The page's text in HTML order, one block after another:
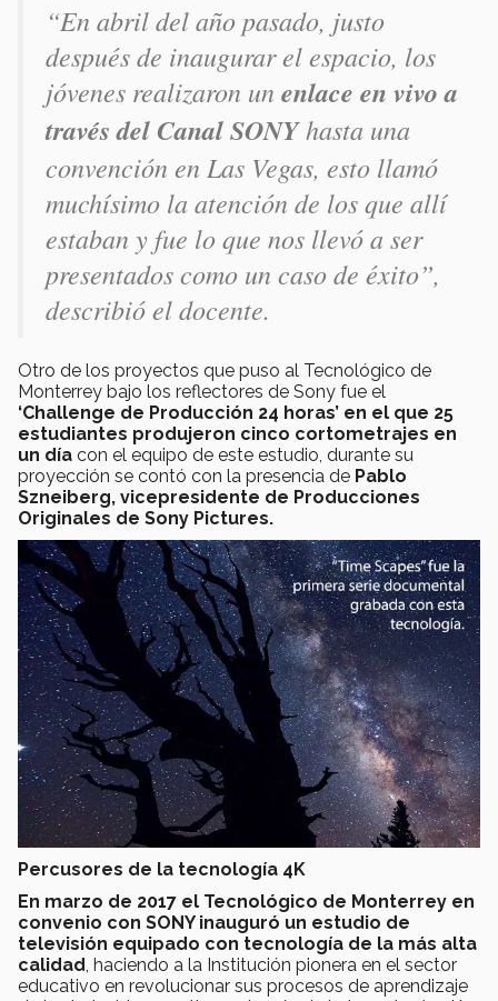
“En abril del año pasado, justo
después de inaugurar el espacio, los
jóvenes realizaron un enlace en vivo a
través del Canal SONYhasta una
convención en Las Vegas, esto llamó
muchísimo la atención de los que allí
estaban y fue lo que nos llevó a ser
presentados como un caso de éxito”,
describió el docente.
Otro de los proyectos que puso al Tecnológico de
Monterrey bajo los reflectores de Sony fue el
‘Challenge de Producción 24 horas’ en el que 25
estudiantes produjeron cinco cortometrajes en
un día con el equipo de este estudio, durante su
proyección se contó con la presencia de Pablo
Szneiberg, vicepresidente de Producciones
Originales de Sony Pictures.
Percusores de la tecnología 4K
En marzo de 2017 el Tecnológico de Monterrey en
convenio con SONY inauguró un estudio de
televisión equipado con tecnología de la más alta
calidad, haciendo a la Institución pionera en el sector
educativo en revolucionar sus procesos de aprendizaje